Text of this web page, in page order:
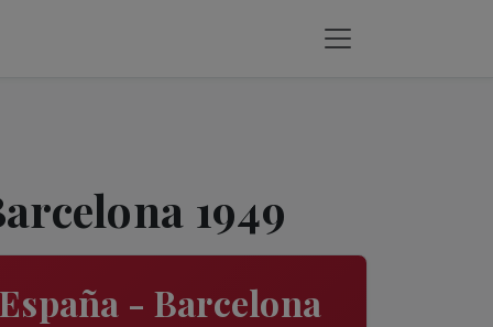
1949
- Barcelona